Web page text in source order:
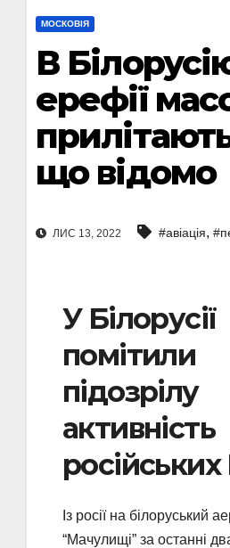
МОСКОВІЯ
В
ерефії
що відомо
ЛИС 13, 2022 #авіація,
У Білорусії
помітили
підозрілу
активність
російських
Із росії на білоруський
“Мачулищі” за останні